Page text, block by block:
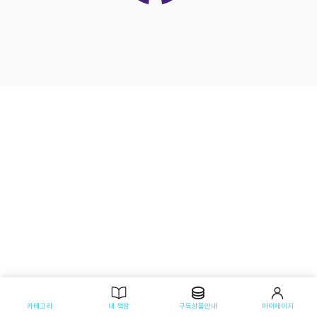
카테고리 내 책장 구독상품안내 마이페이지